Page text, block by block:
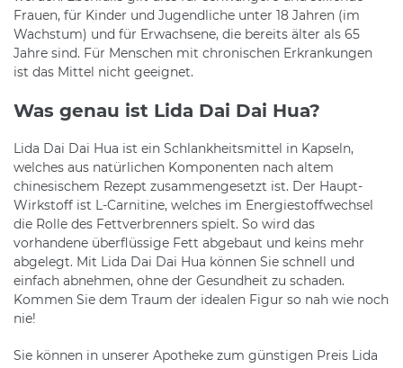
Frauen, für Kinder und Jugendliche unter 18 Jahren (im
Wachstum) und für Erwachsene, die bereits älter als 65
Jahre sind. Für Menschen mit chronischen Erkrankungen
ist das Mittel nicht geeignet.
Was genau ist Lida Dai Dai Hua?
Lida Dai Dai Hua ist ein Schlankheitsmittel in Kapseln,
welches aus natürlichen Komponenten nach altem
chinesischem Rezept zusammengesetzt ist. Der Haupt-
Wirkstoff ist L-Carnitine, welches im Energiestoffwechsel
die Rolle des Fettverbrenners spielt. So wird das
vorhandene überflüssige Fett abgebaut und keins mehr
abgelegt. Mit Lida Dai Dai Hua können Sie schnell und
einfach abnehmen, ohne der Gesundheit zu schaden.
Kommen Sie dem Traum der idealen Figur so nah wie noch
nie!
Sie können in unserer Apotheke zum günstigen Preis Lida